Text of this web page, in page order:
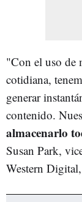
"Con el uso de
cotidiana,
generar
contenido.
almacenarlo
Susan Park,
Western